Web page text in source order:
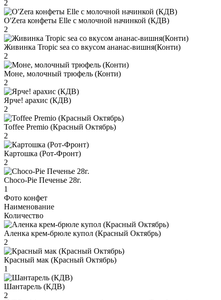
2
O'Zera конфеты Elle с молочной начинкой (КДВ)
2
Живинка Tropic sea со вкусом ананас-вишня(Конти)
2
Моне, молочный трюфель (Конти)
2
Ярче! арахис (КДВ)
2
Toffee Premio (Красный Октябрь)
2
Картошка (Рот-Фронт)
2
Choco-Pie Печенье 28г.
1
Фото конфет
Наименование
Количество
Аленка крем-брюле купол (Красный Октябрь)
2
Красный мак (Красный Октябрь)
1
Шантарель (КДВ)
2